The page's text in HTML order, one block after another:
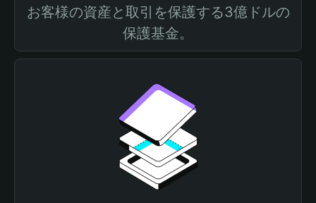
お客様の資産と取引を保護する3億ドルの
保護基金。